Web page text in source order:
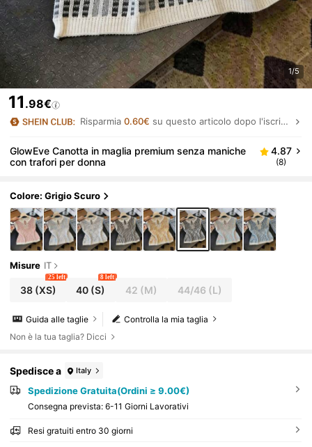
1/5
11 .98€
Risparmia0.60€ su questo articolo dopo l'iscrizione.
GlowEve Canotta in maglia premium senza maniche
con trafori per donna
4.87
(8)
Colore: Grigio Scuro
Misure IT
38(XS)
25 left
40 (S)
8 left
42 (M) 44/46 (L)
Controlla la mia taglia
Guida alle taglie
Non è la tua taglia? Dicci
Spedisce a Italy
Spedizione Gratuita(Ordini ≥ 9.00€)
Consegna prevista: 6-11 Giorni Lavorativi
Resi gratuiti entro 30 giorni